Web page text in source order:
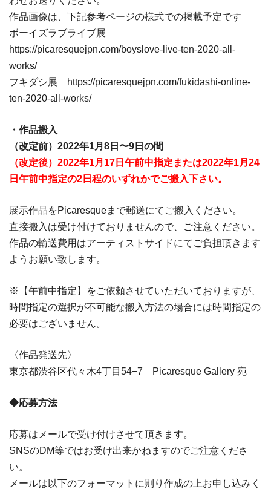
作品画像は、下記参考ページの様式での掲載予定です
ボーイズラブライブ展
https://picaresquejpn.com/boyslove-live-ten-2020-all-
works/
フキダシ展 https://picaresquejpn.com/fukidashi-online-
ten-2020-all-works/
・作品搬入
（改定前）2022年1月8日〜9日の間
（改定後）2022年1月17日午前中指定または2022年1月24
日午前中指定の2日程のいずれかでご搬入下さい。
展示作品をPicaresqueまで郵送にてご搬入ください。
直接搬入は受け付けておりませんので、ご注意ください。
作品の輸送費用はアーティストサイドにてご負担頂きます
ようお願い致します。
※【午前中指定】をご依頼させていただいておりますが、
時間指定の選択が不可能な搬入方法の場合には時間指定の
必要はございません。
〈作品発送先〉
東京都渋谷区代々木4丁目54−7 Picaresque Gallery 宛
◆応募方法
応募はメールで受け付けさせて頂きます。
SNSのDM等ではお受け出来かねますのでご注意くださ
い。
メールは以下のフォーマットに則り作成の上お申し込みく